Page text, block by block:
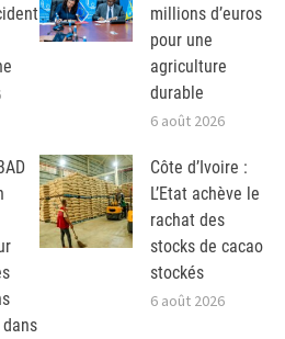
millions d’euros
pour une
agriculture
durable
6 août 2026
Côte d’Ivoire :
L’Etat achève le
rachat des
stocks de cacao
stockés
6 août 2026